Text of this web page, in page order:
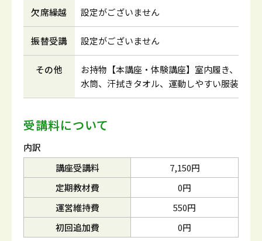
欠席繰越 設定がございません
振替受講 設定がございません
その他
お持物【本講座・体験講座】室内履き、
水筒、汗拭きタオル、運動しやすい服装
受講料について
内訳
講座受講料
7,150円
定期教材費
0円
運営維持費
550円
初回追加費
0円